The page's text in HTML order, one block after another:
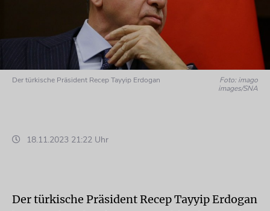
Der türkische Präsident Recep Tayyip Erdogan
Foto: imago
images/SNA
18.11.2023 21:22 Uhr
Der türkische Präsident Recep Tayyip Erdogan